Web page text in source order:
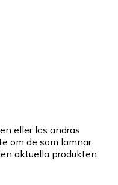
eller läs andras
om de som lämnar
aktuella produkten.